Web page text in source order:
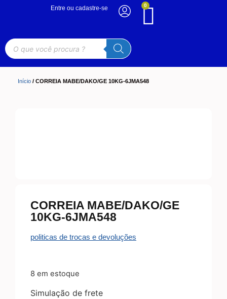
0
Entre ou cadastre-se
Início / CORREIA MABE/DAKO/GE 10KG-6JMA548
CORREIA MABE/DAKO/GE
10KG-6JMA548
politicas de trocas e devoluções
8 em estoque
Simulação de frete